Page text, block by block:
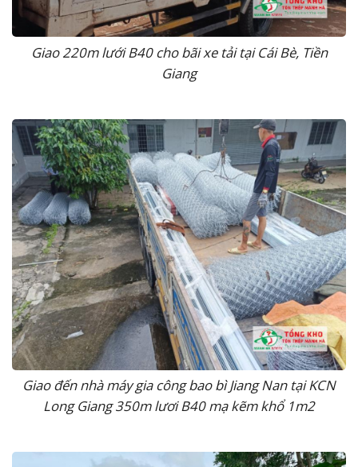
Giao 220m lưới B40 cho bãi xe tải tại Cái Bè, Tiền
Giang
Giao đến nhà máy gia công bao bì Jiang Nan tại KCN
Long Giang 350m lươi B40 mạ kẽm khổ 1m2